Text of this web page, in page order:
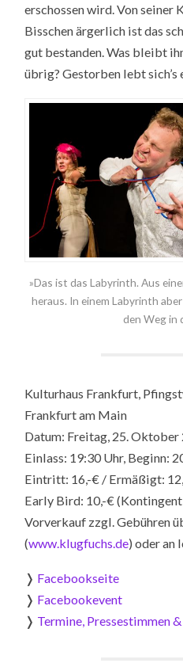
erschossen wird. Von seiner
Bisschen ärgerlich ist das
gut bestanden. Was bleibt
übrig? Gestorben lebt sich’s
»Das ist das Labyrinth. Aus
heraus. In einem Labyrinth
den Weg in
Kulturhaus Frankfurt,
Frankfurt am Main
Datum: Freitag, 25. Oktober
Einlass: 19:30 Uhr, Beginn:
Eintritt: 16,-€ / Ermäßigt:
Early Bird: 10,-€
Vorverkauf zzgl. Gebühren
(www.klugfuchs.de) oder an
❭ Facebookseite
❭ Facebookevent
❭ Termine, Pressestimmen